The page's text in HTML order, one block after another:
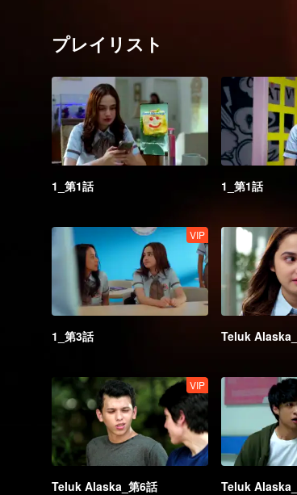
プレイリスト
1_第1話 1_第1話
VIP
1_第3話 Teluk
VIP
Teluk Alaska_第6話 Teluk